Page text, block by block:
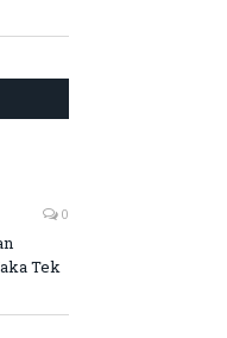
0
Tek